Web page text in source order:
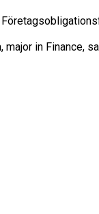
in Finance,